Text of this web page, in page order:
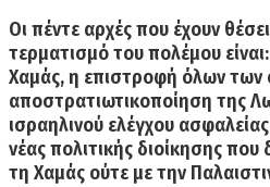
Οι πέντε αρχές που έχουν
τερματισμό του πολέμου είναι:
Χαμάς, η επιστροφή όλων των
αποστρατιωτικοποίηση της
ισραηλινού ελέγχου
νέας πολιτικής διοίκησης που
τη Χαμάς ούτε με την